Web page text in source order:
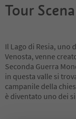
Tour
Il Lago di Resia,
Venosta, venne
Seconda Guerra
in questa valle si
campanile della
è diventato uno dei